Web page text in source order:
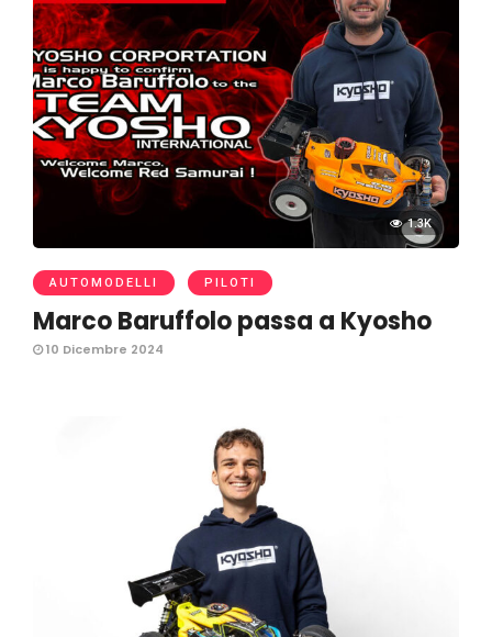
1.3K
AUTOMODELLI PILOTI
Marco Baruffolo passa a Kyosho
10 Dicembre 2024